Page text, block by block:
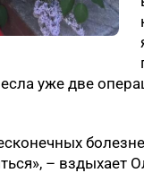
уже две
– вздыхает